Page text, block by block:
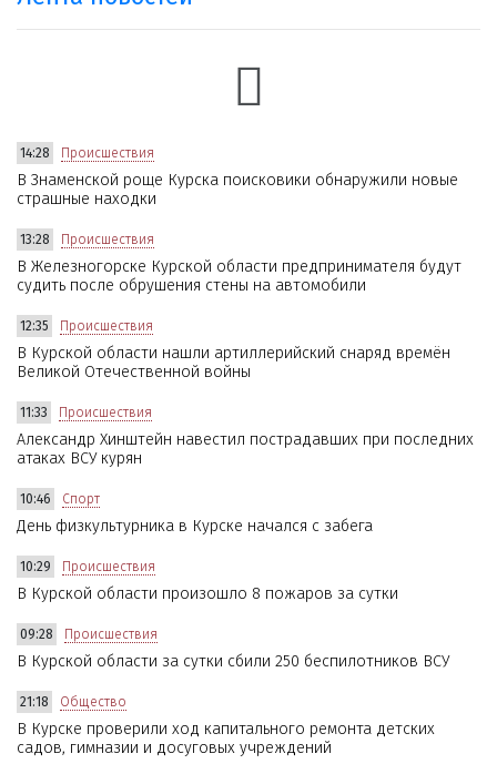
14:28 Происшествия
В Знаменской роще Курска поисковики обнаружили новые
страшные находки
13:28 Происшествия
В Железногорске Курской области предпринимателя будут
судить после обрушения стены на автомобили
12:35 Происшествия
В Курской области нашли артиллерийский снаряд времён
Великой Отечественной войны
11:33 Происшествия
Александр Хинштейн навестил пострадавших при последних
атаках ВСУ курян
10:46 Спорт
День физкультурника в Курске начался с забега
10:29 Происшествия
В Курской области произошло 8 пожаров за сутки
09:28 Происшествия
В Курской области за сутки сбили 250 беспилотников ВСУ
21:18 Общество
В Курске проверили ход капитального ремонта детских
садов, гимназии и досуговых учреждений